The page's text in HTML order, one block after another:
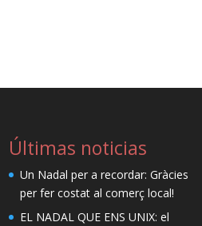
Últimas noticias
Un Nadal per a recordar: Gràcies
per fer costat al comerç local!
EL NADAL QUE ENS UNIX: el